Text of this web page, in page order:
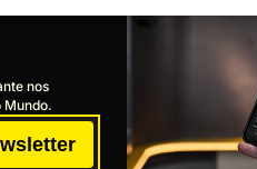
nos
Mundo.